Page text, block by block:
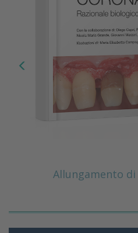
Allungamento